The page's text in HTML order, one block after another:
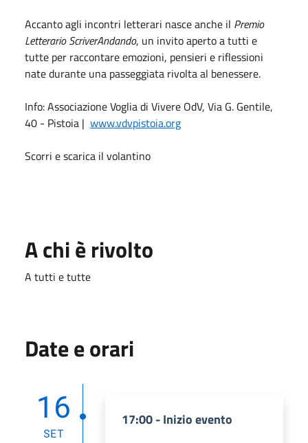
Accanto agli incontri letterari nasce anche il Premio
Letterario ScriverAndando, un invito aperto a tutti e
tutte per raccontare emozioni, pensieri e riflessioni
nate durante una passeggiata rivolta al benessere.
Info: Associazione Voglia di Vivere OdV, Via G. Gentile,
40 - Pistoia | www.vdvpistoia.org
Scorri e scarica il volantino
A chi è rivolto
A tutti e tutte
Date e orari
16
SET
17:00 - Inizio evento